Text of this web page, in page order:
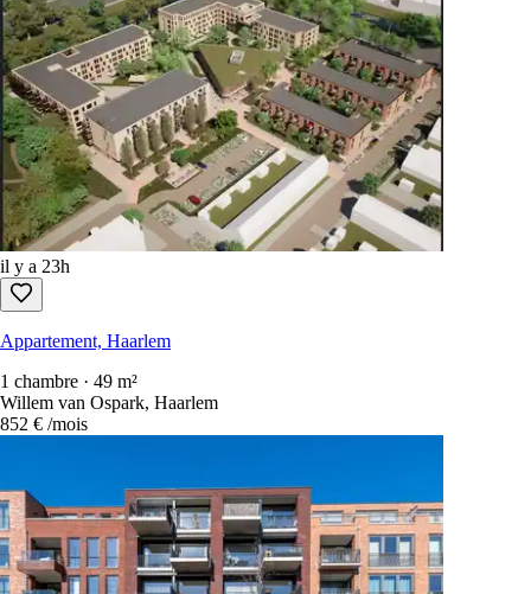
il y a 23h
Appartement, Haarlem
1 chambre · 49 m²
Willem van Ospark, Haarlem
852 € /mois